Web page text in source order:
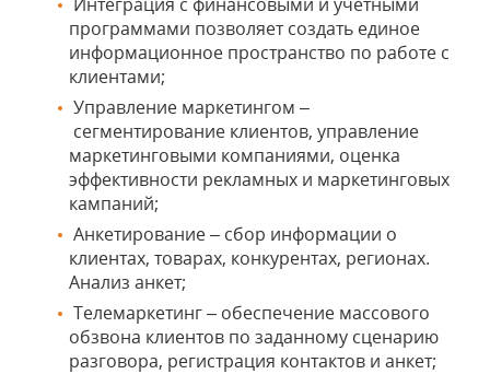
программами позволяет создать единое
информационное пространство по работе с
клиентами;
Управление маркетингом –
сегментирование клиентов, управление
маркетинговыми компаниями, оценка
эффективности рекламных и маркетинговых
кампаний;
Анкетирование – сбор информации о
клиентах, товарах, конкурентах, регионах.
Анализ анкет;
Телемаркетинг – обеспечение массового
обзвона клиентов по заданному сценарию
разговора, регистрация контактов и анкет;